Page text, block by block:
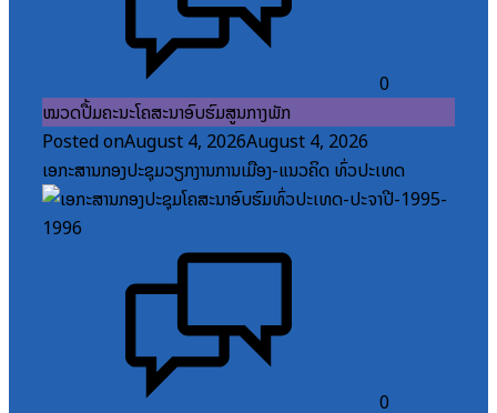
0
ໝວດປື້ມຄະນະໂຄສະນາອົບຮົມສູນກາງພັກ
Posted onAugust 4, 2026August 4, 2026
ເອກະສານກອງປະຊຸມວຽກງານການເມືອງ-ແນວຄິດ ທົ່ວປະເທດ
0